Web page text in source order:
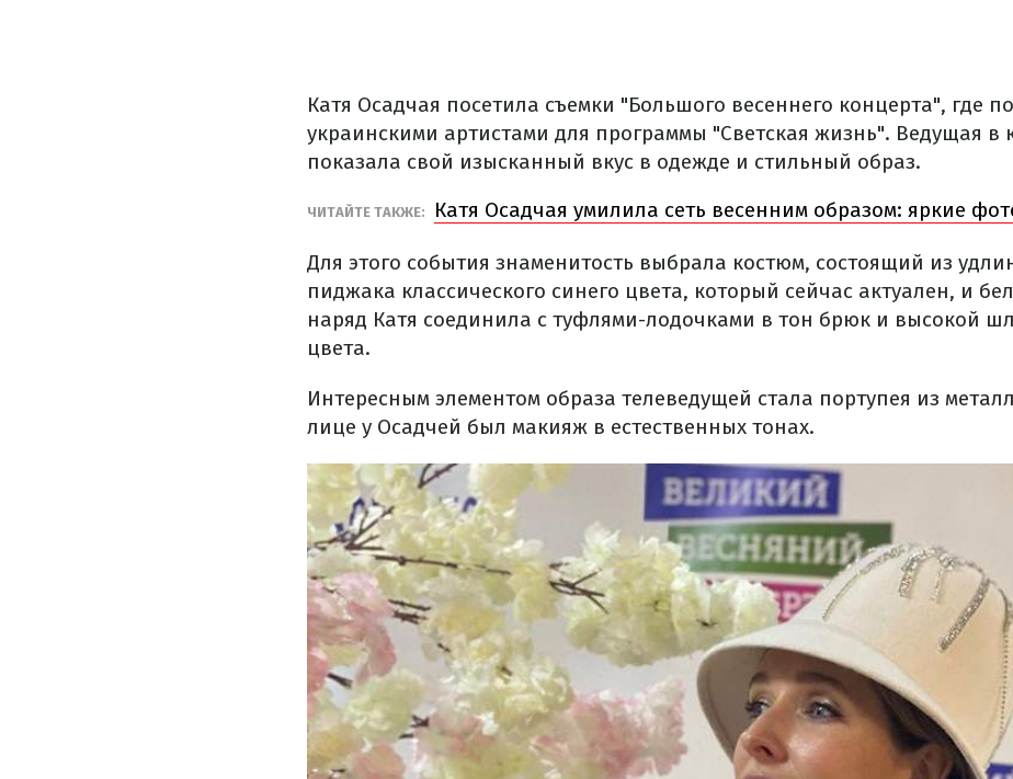
Катя Осадчая посетила съемки "Большого весеннего концерта", где
украинскими артистами для программы "Светская жизнь". Ведущая в
показала свой изысканный вкус в одежде и стильный образ.
ЧИТАЙТЕ ТАКЖЕ: Катя Осадчая умилила сеть весенним образом: яркие
Для этого события знаменитость выбрала костюм, состоящий из
пиджака классического синего цвета, который сейчас актуален, и
наряд Катя соединила с туфлями-лодочками в тон брюк и высокой
цвета.
Интересным элементом образа телеведущей стала портупея из
лице у Осадчей был макияж в естественных тонах.